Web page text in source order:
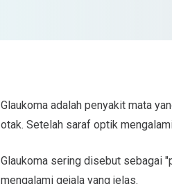
Glaukoma adalah penyakit mata
otak. Setelah saraf optik
Glaukoma sering disebut sebagai
mengalami gejala yang jelas.